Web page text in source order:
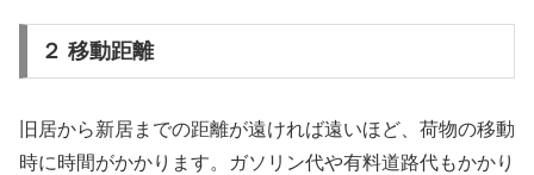
２ 移動距離
旧居から新居までの距離が遠ければ遠いほど、荷物の移動
時に時間がかかります。ガソリン代や有料道路代もかかり